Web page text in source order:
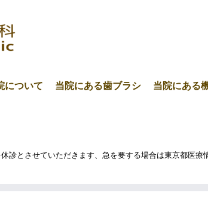
について 当院にある歯ブラシ 当院にある
診とさせていただきます、急を要する場合は東京都医